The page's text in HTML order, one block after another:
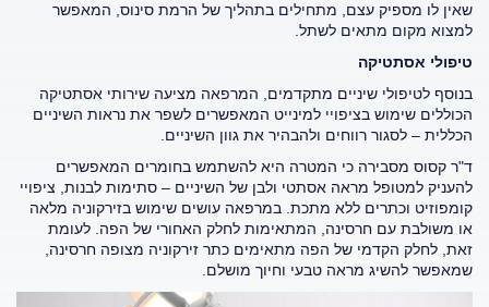
שאין לו מספיק עצם, מתחילים בתהליך של הרמת סינוס, המאפשר
למצוא מקום מתאים לשתל.
טיפולי אסתטיקה
בנוסף לטיפולי שיניים מתקדמים, המרפאה מציעה שירותי אסתטיקה
הכוללים שימוש בציפויי למינייט המאפשרים לשפר את נראות השיניים
הכללית – לסגור רווחים ולהבהיר את גוון השיניים.
ד"ר קסוס מסבירה כי המטרה היא להשתמש בחומרים המאפשרים
להעניק למטופל מראה אסתטי ולבן של השיניים – סתימות לבנות, ציפויי
קומפוזיט וכתרים ללא מתכת. במרפאה עושים שימוש בזירקוניה מלאה
או משולבת עם חרסינה, המתאימות לחלק האחורי של הפה. לעומת
זאת, לחלק הקדמי של הפה מתאימים כתר זירקוניה מצופה חרסינה,
שמאפשר להשיג מראה טבעי וחיוך מושלם.